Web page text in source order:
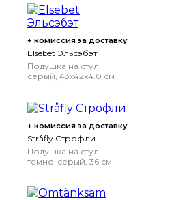
+ комиссия за доставку
Elsebet Эльсэбэт
Подушка на стул,
серый, 43x42x4.0 см
+ комиссия за доставку
Stråfly Строфли
Подушка на стул,
темно-серый, 36 см